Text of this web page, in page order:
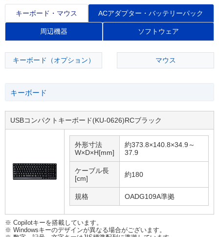
キーボード・マウス ACアダプター・バッテリーパック
周辺機器 ソフトウェア
キーボード（オプション） マウス
キーボード
USBコンパクトキーボード(KU-0626)RCブラック
外形寸法
W×D×H[mm]
約373.8×140.8×34.9～
37.9
ケーブル長
[cm]
約180
規格 OADG109A準拠
※ Copilotキーを搭載しています。
※ Windowsキーのデザインが異なる場合がございます。